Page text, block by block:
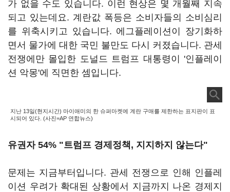
가 없을 수도 있습니다. 이런 현상은 몇 개월째 지속
되고 있는데요. 계란값 폭등은 소비자들의 소비심리
를 위축시키고 있습니다. 에그플레이션이 장기화하
면서 물가에 대한 국민 불만도 다시 커졌습니다. 관세
전쟁에만 몰입한 도널드 트럼프 대통령이 '인플레이
션 악몽'에 직면한 셈입니다.
지난 13일(현지시간) 마이애미의 한 슈퍼마켓에 계란 구매를 제한하는 표지판이 표
시되어 있다. (사진=AP 연합뉴스)
유권자 54% "트럼프 경제정책, 지지하지 않는다"
문제는 지금부터입니다. 관세 전쟁으로 인해 인플레
이션 우려가 확대된 상황에서 지금까지 나온 경제지